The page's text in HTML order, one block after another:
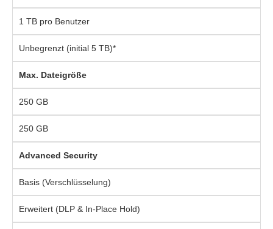
1 TB pro Benutzer
Unbegrenzt (initial 5 TB)*
Max. Dateigröße
250 GB
250 GB
Advanced Security
Basis (Verschlüsselung)
Erweitert (DLP & In-Place Hold)